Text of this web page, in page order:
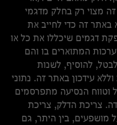
מצוי רק בחלק מדגמי
באתר זה כדי לחייב את
דגמים שיכללו את כל או
המתוארים בו והם
להוסיף, לשנות
עידכון באתר זה. נתוני
הנסיעה מתפרסמים
צריכת הדלק, צריכת
מושפעים, בין היתר, גם